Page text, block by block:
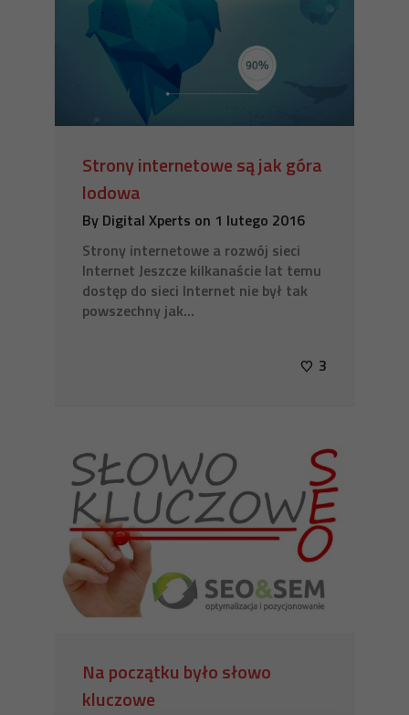
Strony internetowe są jak góra
lodowa
By Digital Xperts on 1 lutego 2016
Strony internetowe a rozwój sieci
Internet Jeszcze kilkanaście lat temu
dostęp do sieci Internet nie był tak
powszechny jak...
3
Na początku było słowo
kluczowe